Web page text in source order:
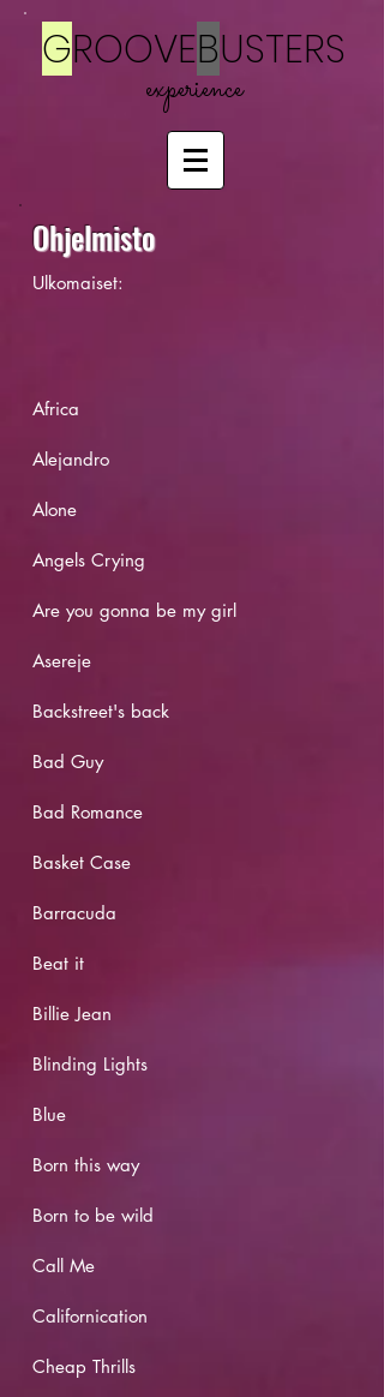
GROOVEBUSTERS
experience
Ohjelmisto
Ulkomaiset:
Africa
Alejandro
Alone
Angels Crying
Are you gonna be my girl
Asereje
Backstreet's back
Bad Guy
Bad Romance
Basket Case
Barracuda
Beat it
Billie Jean
Blinding Lights
Blue
Born this way
Born to be wild
Call Me
Californication
Cheap Thrills